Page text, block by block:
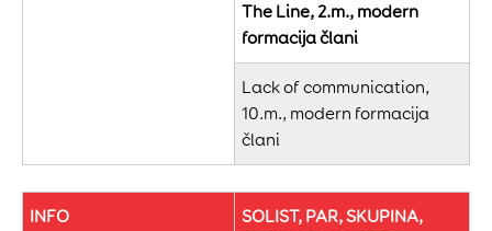
The Line, 2.m., modern
formacija člani
Lack of communication,
10.m., modern formacija
člani
INFO
SOLIST, PAR, SKUPINA,